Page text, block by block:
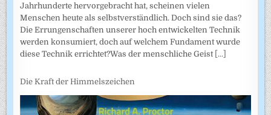
Jahrhunderte hervorgebracht hat, scheinen vielen
Menschen heute als selbstverständlich. Doch sind sie das?
Die Errungenschaften unserer hoch entwickelten Technik
werden konsumiert, doch auf welchem Fundament wurde
diese Technik errichtet?Was der menschliche Geist [...]
Die Kraft der Himmelszeichen